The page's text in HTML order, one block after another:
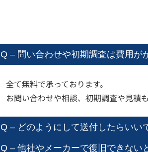
Q – 問い合わせや初期調査は費用が
全て無料で承っております。
お問い合わせや相談、初期調査や見積
Q – どのようにして送付したらいい
Q – 他社やメーカーで復旧できない